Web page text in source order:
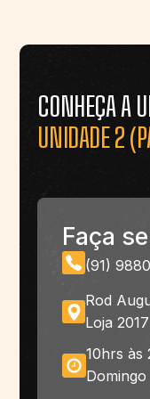
CONHEÇA A
UNIDADE 2
Faça
(91)
Rod
Loja
10hrs às
Domingo